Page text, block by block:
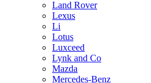
Land Rover
Lexus
Li
Lotus
Luxceed
Lynk and Co
Mazda
Mercedes-Benz